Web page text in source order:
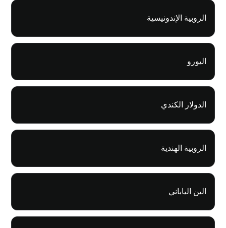
الروبية الإندونيسية
اليورو
الدولار الكندي
الروبية الهندية
الين الياباني